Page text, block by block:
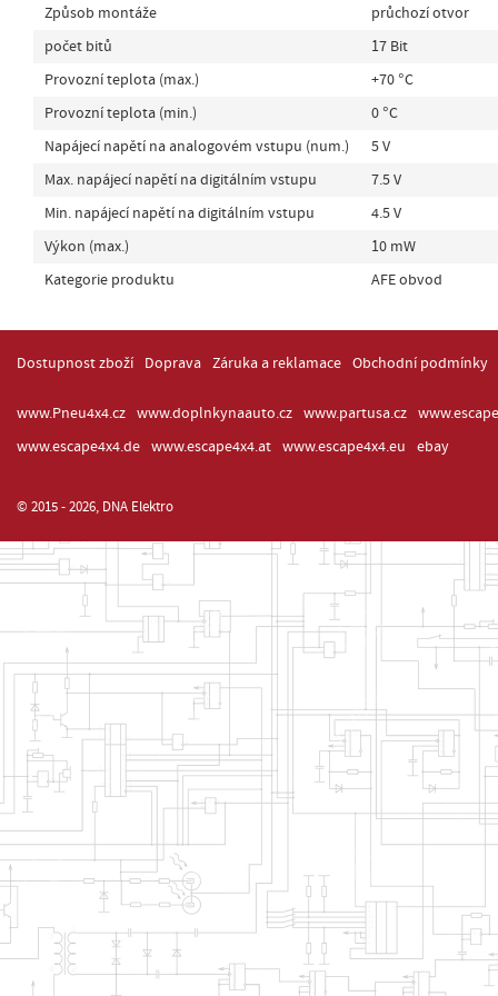
Způsob montáže
průchozí otvor
počet bitů
17 Bit
Provozní teplota (max.)
+70 °C
Provozní teplota (min.)
0 °C
Napájecí napětí na analogovém vstupu (num.)
5 V
Max. napájecí napětí na digitálním vstupu
7.5 V
Min. napájecí napětí na digitálním vstupu
4.5 V
Výkon (max.)
10 mW
Kategorie produktu
AFE obvod
Dostupnost zboží Doprava Záruka a reklamace Obchodní podmínky
www.Pneu4x4.cz www.doplnkynaauto.cz www.partusa.cz
www.escape4x4.de
www.escape4x4.at www.escape4x4.eu ebay
© 2015 - 2026, DNA Elektro